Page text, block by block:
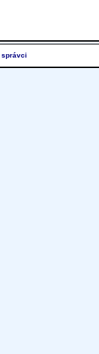
správci